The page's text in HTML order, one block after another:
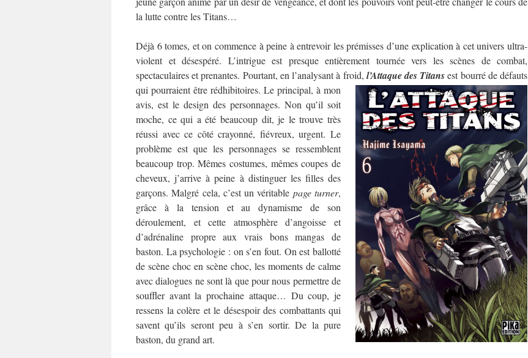
la lutte contre les Titans…
Déjà 6 tomes, et on commence à peine à entrevoir les prémisses d’une explication à cet univers ultra-
violent et désespéré. L’intrigue est presque entièrement tournée vers les scènes de combat,
spectaculaires et prenantes. Pourtant, en l’analysant à froid, l’Attaque des Titansest bourré de défauts
qui pourraient être rédhibitoires. Le principal, à mon
avis, est le design des personnages. Non qu’il soit
moche, ce qui a été beaucoup dit, je le trouve très
réussi avec ce côté crayonné, fiévreux, urgent. Le
problème est que les personnages se ressemblent
beaucoup trop. Mêmes costumes, mêmes coupes de
cheveux, j’arrive à peine à distinguer les filles des
garçons. Malgré cela, c’est un véritable page turner,
grâce à la tension et au dynamisme de son
déroulement, et cette atmosphère d’angoisse et
d’adrénaline propre aux vrais bons mangas de
baston. La psychologie : on s’en fout. On est ballotté
de scène choc en scène choc, les moments de calme
avec dialogues ne sont là que pour nous permettre de
souffler avant la prochaine attaque… Du coup, je
ressens la colère et le désespoir des combattants qui
savent qu’ils seront peu à s’en sortir. De la pure
baston, du grand art.